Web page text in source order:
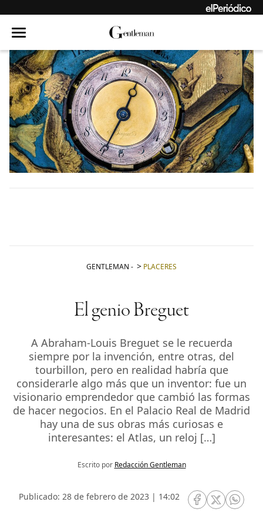
GENTLEMAN - PLACERES
El genio Breguet
A Abraham-Louis Breguet se le recuerda
siempre por la invención, entre otras, del
tourbillon, pero en realidad habría que
considerarle algo más que un inventor: fue un
visionario emprendedor que cambió las formas
de hacer negocios. En el Palacio Real de Madrid
hay una de sus obras más curiosas e
interesantes: el Atlas, un reloj […]
Escrito por Redacción Gentleman
Publicado: 28 de febrero de 2023 | 14:02
RRSS Facebook
RRSSRRSS